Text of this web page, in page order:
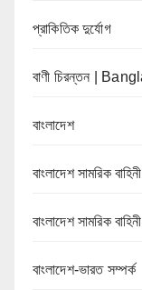
প্রাকিতিক দুর্যোগ
বাণী চিরন্তন |
বাংলাদেশ
বাংলাদেশ সামরিক
বাংলাদেশ সামরিক
বাংলাদেশ-ভারত সম্পর্ক